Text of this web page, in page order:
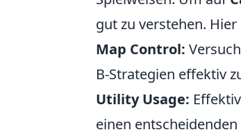
gut zu verstehen.
Map Control:
B-Strategien effektiv
Utility Usage:
einen